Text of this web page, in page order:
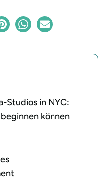
Studios in NYC:
können